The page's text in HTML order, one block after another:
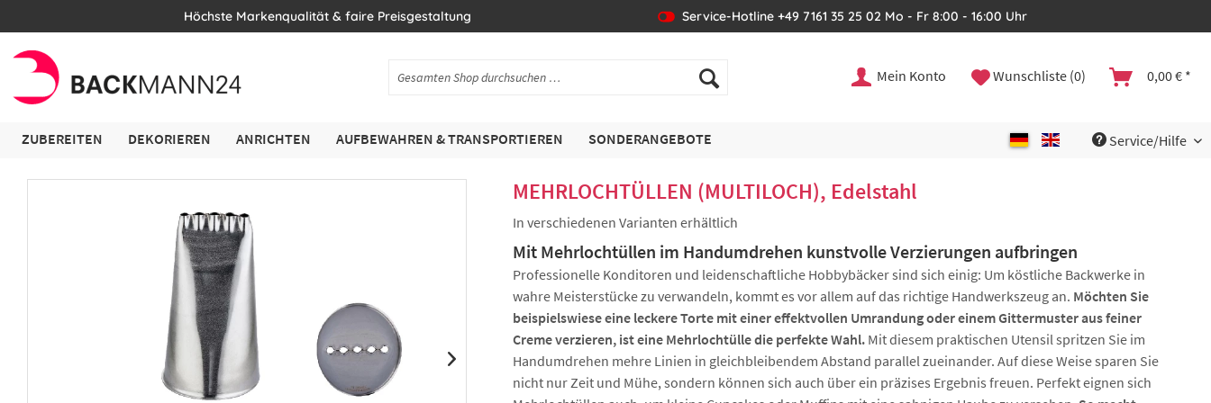
Höchste Markenqualität & faire Preisgestaltung Service-Hotline +49 7161 35 25 02 Mo - Fr 8:00 - 16:00 Uhr
Mein Konto Wunschliste (0) 0,00 € *
ZUBEREITEN DEKORIEREN ANRICHTEN AUFBEWAHREN & TRANSPORTIEREN SONDERANGEBOTE Service/Hilfe
MEHRLOCHTÜLLEN (MULTILOCH), Edelstahl
In verschiedenen Varianten erhältlich
Mit Mehrlochtüllen im Handumdrehen kunstvolle Verzierungen aufbringen
Professionelle Konditoren und leidenschaftliche Hobbybäcker sind sich einig: Um köstliche Backwerke in
wahre Meisterstücke zu verwandeln, kommt es vor allem auf das richtige Handwerkszeug an. Möchten Sie
beispielswiese eine leckere Torte mit einer effektvollen Umrandung oder einem Gittermuster aus feiner
Creme verzieren, ist eine Mehrlochtülle die perfekte Wahl. Mit diesem praktischen Utensil spritzen Sie im
Handumdrehen mehre Linien in gleichbleibendem Abstand parallel zueinander. Auf diese Weise sparen Sie
nicht nur Zeit und Mühe, sondern können sich auch über ein präzises Ergebnis freuen. Perfekt eignen sich